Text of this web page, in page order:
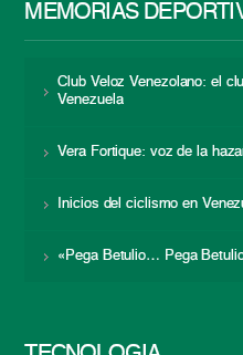
MEMORIAS
Club Veloz Venezolano: el
Venezuela
Vera Fortique: voz de la
Inicios del ciclismo en
«Pega Betulio… Pega